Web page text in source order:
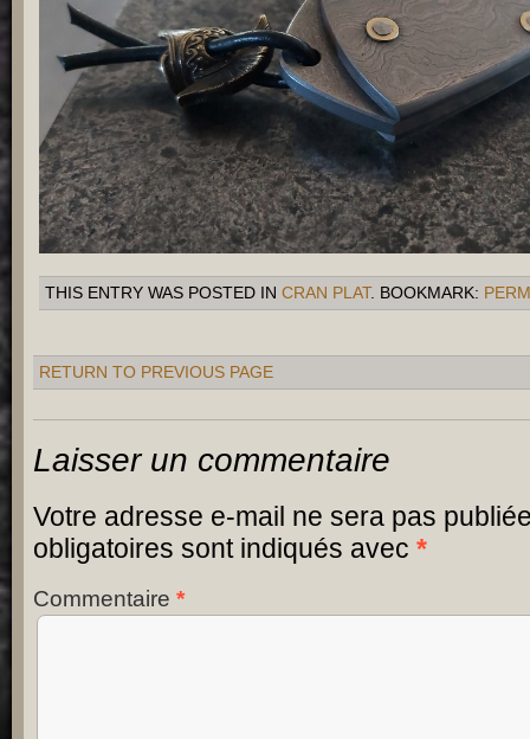
THIS ENTRY WAS POSTED IN CRAN PLAT. BOOKMARK:
RETURN TO PREVIOUS PAGE
Laisser un commentaire
Votre adresse e-mail ne sera pas
obligatoires sont indiqués avec *
Commentaire *